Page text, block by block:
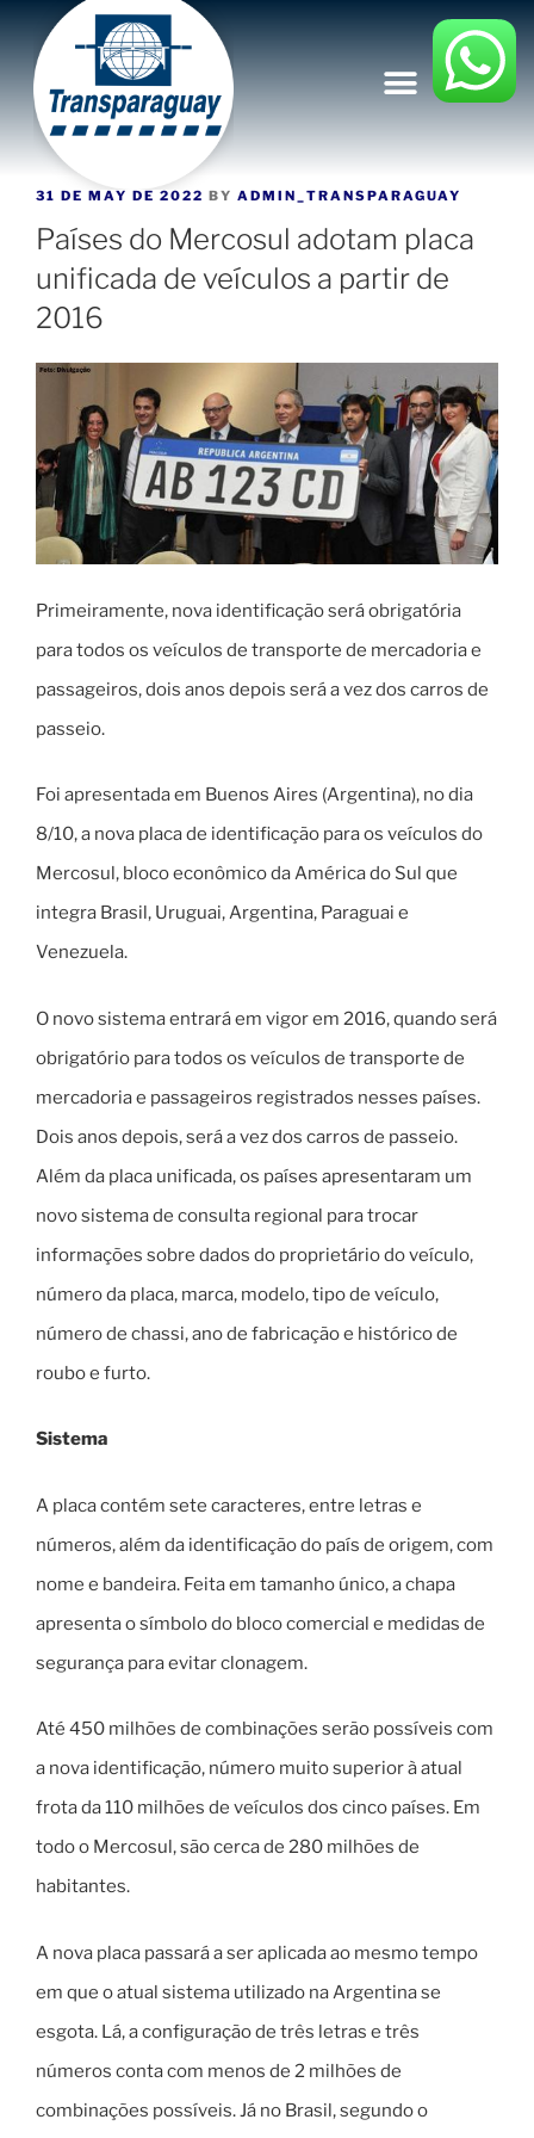
31 DE MAY DE 2022 BY ADMIN_TRANSPARAGUAY
Países do Mercosul adotam placa
unificada de veículos a partir de
2016
Primeiramente, nova identificação será obrigatória
para todos os veículos de transporte de mercadoria e
passageiros, dois anos depois será a vez dos carros de
passeio.
Foi apresentada em Buenos Aires (Argentina), no dia
8/10, a nova placa de identificação para os veículos do
Mercosul, bloco econômico da América do Sul que
integra Brasil, Uruguai, Argentina, Paraguai e
Venezuela.
O novo sistema entrará em vigor em 2016, quando será
obrigatório para todos os veículos de transporte de
mercadoria e passageiros registrados nesses países.
Dois anos depois, será a vez dos carros de passeio.
Além da placa unificada, os países apresentaram um
novo sistema de consulta regional para trocar
informações sobre dados do proprietário do veículo,
número da placa, marca, modelo, tipo de veículo,
número de chassi, ano de fabricação e histórico de
roubo e furto.
Sistema
A placa contém sete caracteres, entre letras e
números, além da identificação do país de origem, com
nome e bandeira. Feita em tamanho único, a chapa
apresenta o símbolo do bloco comercial e medidas de
segurança para evitar clonagem.
Até 450 milhões de combinações serão possíveis com
a nova identificação, número muito superior à atual
frota da 110 milhões de veículos dos cinco países. Em
todo o Mercosul, são cerca de 280 milhões de
habitantes.
A nova placa passará a ser aplicada ao mesmo tempo
em que o atual sistema utilizado na Argentina se
esgota. Lá, a configuração de três letras e três
números conta com menos de 2 milhões de
combinações possíveis. Já no Brasil, segundo o